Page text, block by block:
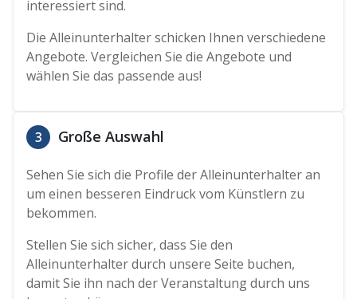
interessiert sind.
Die Alleinunterhalter schicken Ihnen verschiedene
Angebote. Vergleichen Sie die Angebote und
wählen Sie das passende aus!
3 Große Auswahl
Sehen Sie sich die Profile der Alleinunterhalter an
um einen besseren Eindruck vom Künstlern zu
bekommen.
Stellen Sie sich sicher, dass Sie den
Alleinunterhalter durch unsere Seite buchen,
damit Sie ihn nach der Veranstaltung durch uns